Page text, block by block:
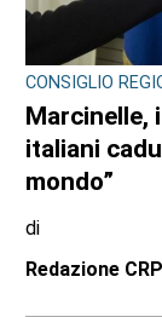
CONSIGLIO
Marcinelle,
italiani
mondo”
di
Redazione CRP